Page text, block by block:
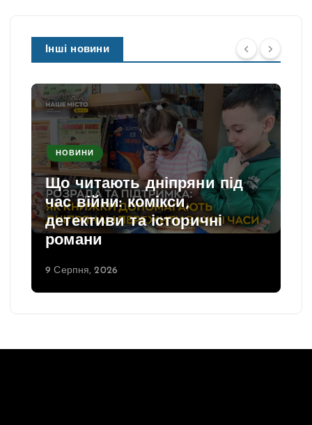
Інші новини
НОВИНИ
Що читають дніпряни під
час війни: комікси,
детективи та історичні
романи
9 Серпня, 2026